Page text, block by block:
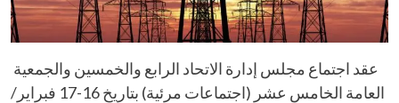
عقد اجتماع مجلس إدارة الاتحاد الرابع والخمسين والجمعية
العامة الخامس عشر (اجتماعات مرئية) بتاريخ 16-17 فبراير/